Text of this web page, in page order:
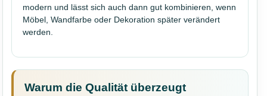
modern und lässt sich auch dann gut kombinieren, wenn
Möbel, Wandfarbe oder Dekoration später verändert
werden.
Warum die Qualität überzeugt